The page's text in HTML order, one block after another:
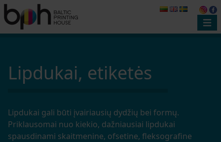
Lipdukai, etiketės
Lipdukai gali būti įvairiausių dydžių bei formų.
Priklausomai nuo kiekio, dažniausiai lipdukai
spausdinami skaitmenine, ofsetine, fleksografine